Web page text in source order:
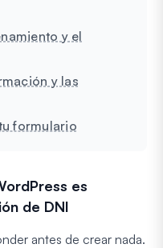
y el
y las
formulario
es
de DNI
antes de crear nada.